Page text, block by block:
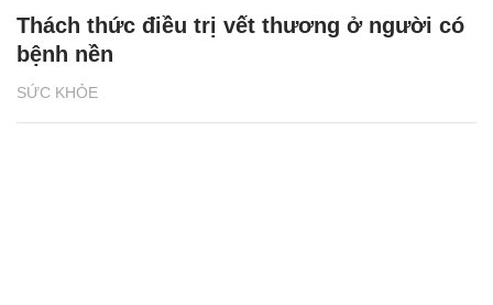
SỨC KHỎE
Thách thức điều trị vết thương ở người có
bệnh nền